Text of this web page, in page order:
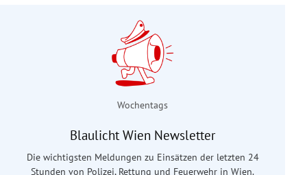
Wochentags
Blaulicht Wien Newsletter
Die wichtigsten Meldungen zu Einsätzen der letzten 24
Stunden von Polizei, Rettung und Feuerwehr in Wien.